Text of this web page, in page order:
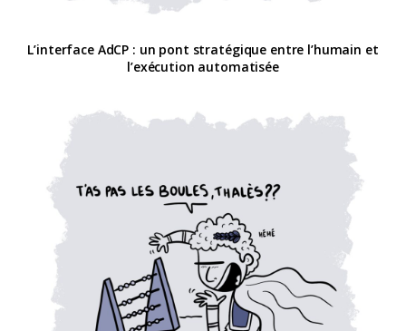
L’interface AdCP : un pont stratégique entre l’humain et
l’exécution automatisée